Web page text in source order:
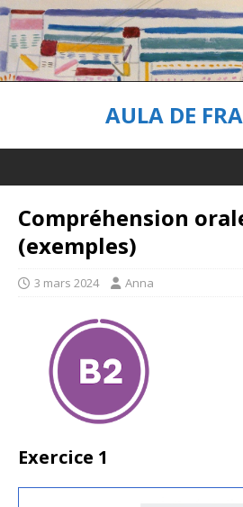
AULA DE
Compréhension
(exemples)
3 mars 2024 Anna
Exercice 1